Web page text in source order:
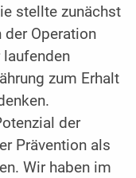
stellte zunächst
der Operation
laufenden
zum Erhalt
der
Prävention als
Wir haben im